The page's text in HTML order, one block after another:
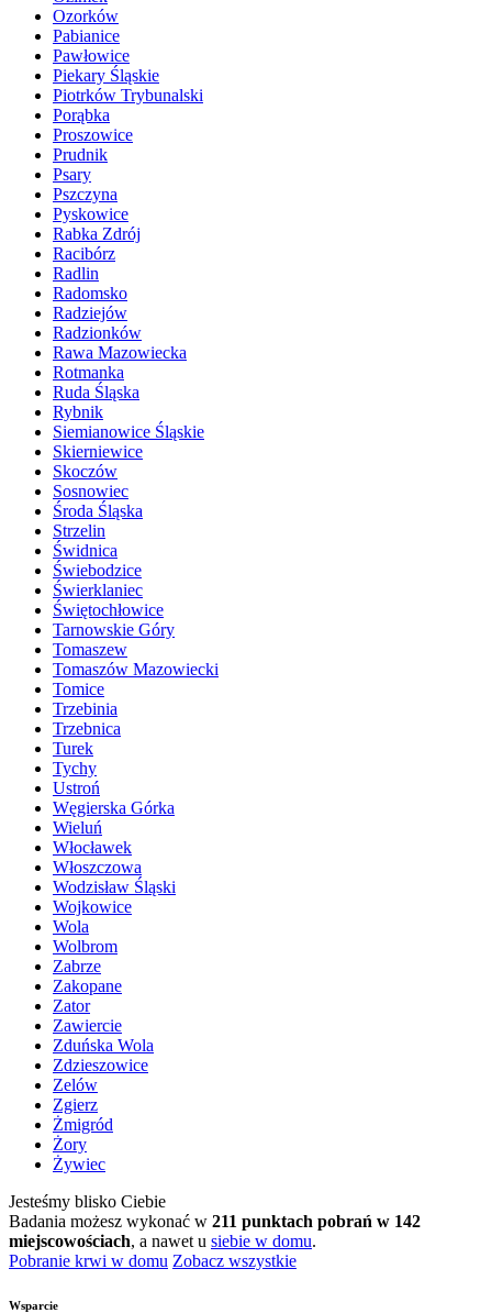
Ozorków
Pabianice
Pawłowice
Piekary Śląskie
Piotrków Trybunalski
Porąbka
Proszowice
Prudnik
Psary
Pszczyna
Pyskowice
Rabka Zdrój
Racibórz
Radlin
Radomsko
Radziejów
Radzionków
Rawa Mazowiecka
Rotmanka
Ruda Śląska
Rybnik
Siemianowice Śląskie
Skierniewice
Skoczów
Sosnowiec
Środa Śląska
Strzelin
Świdnica
Świebodzice
Świerklaniec
Świętochłowice
Tarnowskie Góry
Tomaszew
Tomaszów Mazowiecki
Tomice
Trzebinia
Trzebnica
Turek
Tychy
Ustroń
Węgierska Górka
Wieluń
Włocławek
Włoszczowa
Wodzisław Śląski
Wojkowice
Wola
Wolbrom
Zabrze
Zakopane
Zator
Zawiercie
Zduńska Wola
Zdzieszowice
Zelów
Zgierz
Żmigród
Żory
Żywiec
Jesteśmy blisko Ciebie
Badania możesz wykonać w 211 punktach pobrań w 142
miejscowościach, a nawet u siebie w domu.
Pobranie krwi w domu Zobacz wszystkie
Wsparcie